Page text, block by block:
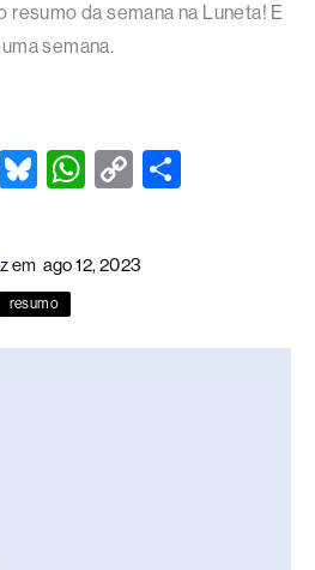
resumo da semana na Luneta! E
semana.
Li
Bl
sk
y
W
at
s
p
C
p
y
n
em ago 12, 2023
resumo